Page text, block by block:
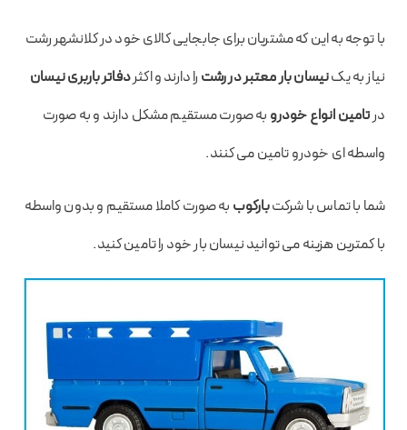
با توجه به این که مشتریان برای جابجاییکالای خود در کلانشهر رشت
نیاز به یکنیسان بار معتبر در رشت را دارند و اکثردفاتر باربری نیسان
در تامین انواع خودرو به صورت مستقیم مشکل دارند و به صورت
واسطه ای خودرو تامین می کنند.
شما با تماس با شرکتبارکوب به صورت کاملا مستقیم و بدون واسطه
با کمترین هزینه می توانید نیسان بار خود را تامین کنید.